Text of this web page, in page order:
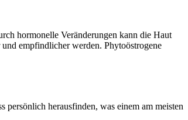
hormonelle Veränderungen kann die Haut
empfindlicher werden. Phytoöstrogene
herausfinden, was einem am meisten